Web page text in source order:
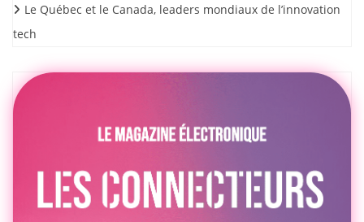
Le Québec et le Canada, leaders mondiaux de l’innovation
tech